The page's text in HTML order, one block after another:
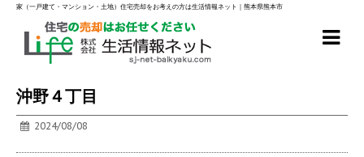
家（一戸建て・マンション・土地）住宅売却をお考えの方は生活情報ネット｜熊本県熊本市
沖野４丁目
2024/08/08